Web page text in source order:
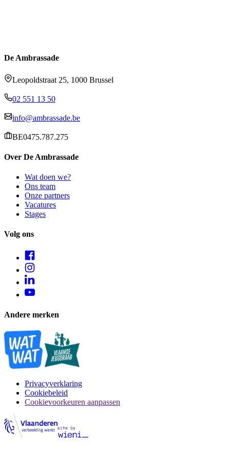
De Ambrassade
Leopoldstraat 25, 1000 Brussel
02 551 13 50
info@ambrassade.be
BE0475.787.275
Over De Ambrassade
Wat doen we?
Ons team
Onze partners
Vacatures
Stages
Volg ons
Andere merken
Privacyverklaring
Cookiebeleid
Cookievoorkeuren aanpassen